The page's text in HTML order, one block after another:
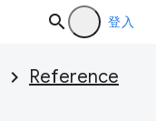
登入
Reference